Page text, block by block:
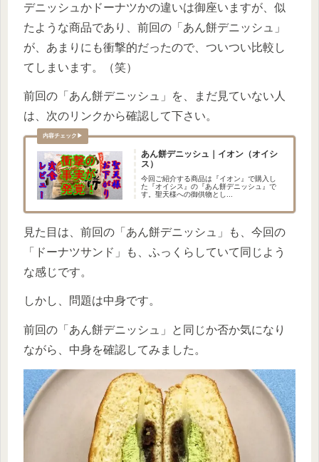
デニッシュかドーナツかの違いは御座いますが、似
たような商品であり、前回の「あん餅デニッシュ」
が、あまりにも衝撃的だったので、ついつい比較し
てしまいます。（笑）
前回の「あん餅デニッシュ」を、まだ見ていない人
は、次のリンクから確認して下さい。
あん餅デニッシュ｜イオン（オイシ
ス）
今回ご紹介する商品は『イオン』で購入し
た『オイシス』の『あん餅デニッシュ』で
す。聖天様への御供物とし...
見た目は、前回の「あん餅デニッシュ」も、今回の
「ドーナツサンド」も、ふっくらしていて同じよう
な感じです。
しかし、問題は中身です。
前回の「あん餅デニッシュ」と同じか否か気になり
ながら、中身を確認してみました。